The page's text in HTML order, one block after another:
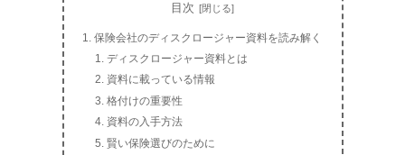
目次
保険会社のディスクロージャー資料を読み解く
ディスクロージャー資料とは
資料に載っている情報
格付けの重要性
資料の入手方法
賢い保険選びのために